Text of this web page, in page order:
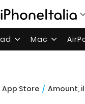
Mac
App Store / Amount,